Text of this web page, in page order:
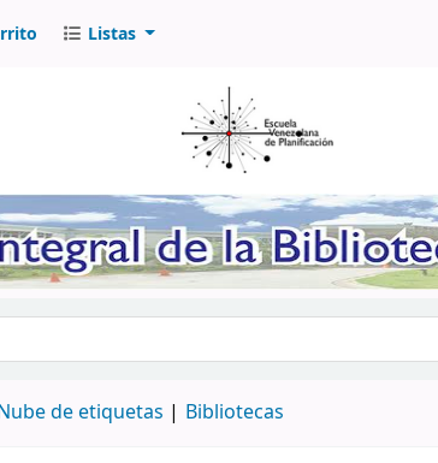
Listas
por palabra clave
de etiquetas Bibliotecas